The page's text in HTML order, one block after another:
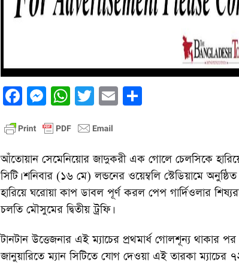
Facebook
Messenger
WhatsApp
Twitter
Email
আঁতোয়ান সেমেনিয়োর জাদুকরী এক গোলে চেলসিকে
সিটি। শনিবার (১৬ মে) লন্ডনের ওয়েম্বলি স্টেডিয়ামে
হারিয়ে ঘরোয়া কাপ ডাবল পূর্ণ করল পেপ গার্দিওলার
চলতি মৌসুমের দ্বিতীয় ট্রফি।
টানটান উত্তেজনার এই ম্যাচের প্রথমার্ধ গোলশূন্য থাকার
জানুয়ারিতে ম্যান সিটিতে যোগ দেওয়া এই তারকা ম্যাচের